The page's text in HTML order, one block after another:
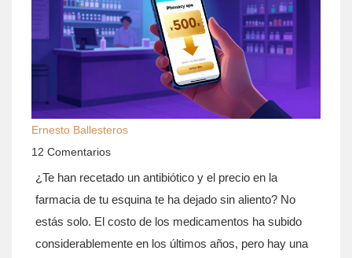
Ernesto Ballesteros
12 Comentarios
¿Te han recetado un antibiótico y el precio en la
farmacia de tu esquina te ha dejado sin aliento? No
estás solo. El costo de los medicamentos ha subido
considerablemente en los últimos años, pero hay una